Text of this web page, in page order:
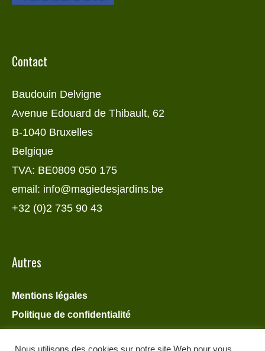
Contact
Baudouin Delvigne
Avenue Edouard de Thibault, 62
B-1040 Bruxelles
Belgique
TVA: BE0809 050 175
email: info@magiedesjardins.be
+32 (0)2 735 90 43
Autres
Mentions légales
Politique de confidentialité